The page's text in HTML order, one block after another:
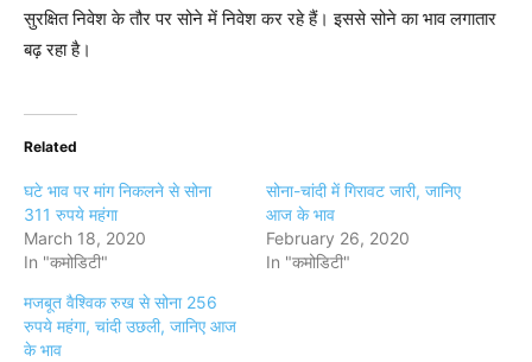
सुरक्षित निवेश के तौर पर सोने में निवेश कर रहे हैं। इससे सोने का भाव लगातार
बढ़ रहा है।
Related
घटे भाव पर मांग निकलने से सोना
311 रुपये महंगा
March 18, 2020
In "कमोडिटी"
सोना-चांदी में गिरावट जारी, जानिए
आज के भाव
February 26, 2020
In "कमोडिटी"
मजबूत वैश्विक रुख से सोना 256
रुपये महंगा, चांदी उछली, जानिए आज
के भाव